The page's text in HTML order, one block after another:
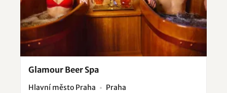
Glamour Beer Spa
Hlavní město Praha Praha